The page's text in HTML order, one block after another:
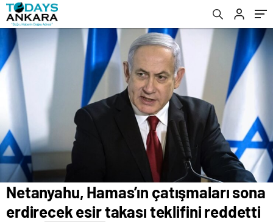
Netanyahu, Hamas’ın çatışmaları sona
erdirecek esir takası teklifini reddetti